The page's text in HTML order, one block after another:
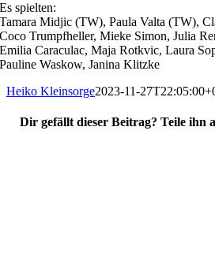
Es spielten:
Tamara Midjic (TW), Paula Valta (TW),
Coco Trumpfheller, Mieke Simon, Julia
Emilia Caraculac, Maja Rotkvic, Laura
Pauline Waskow, Janina Klitzke
Heiko Kleinsorge2023-11-
Dir gefällt dieser Beitrag? Teile ihn